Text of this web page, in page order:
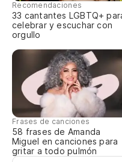
Recomendaciones
33 cantantes LGBTQ+
celebrar y escuchar con
orgullo
Frases de canciones
58 frases de Amanda
Miguel en canciones para
gritar a todo pulmón